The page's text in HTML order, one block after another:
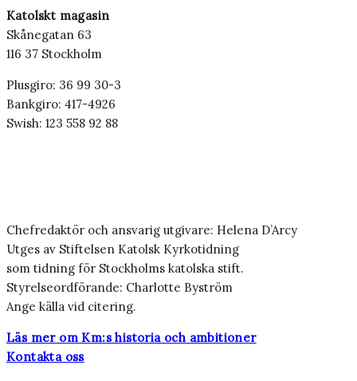
Katolskt magasin
Skånegatan 63
116 37 Stockholm
Plusgiro: 36 99 30-3
Bankgiro: 417-4926
Swish: 123 558 92 88
Chefredaktör och ansvarig utgivare: Helena D’Arcy
Utges av Stiftelsen Katolsk Kyrkotidning
som tidning för Stockholms katolska stift.
Styrelseordförande: Charlotte Byström
Ange källa vid citering.
Läs mer om Km:s historia och ambitioner
Kontakta oss